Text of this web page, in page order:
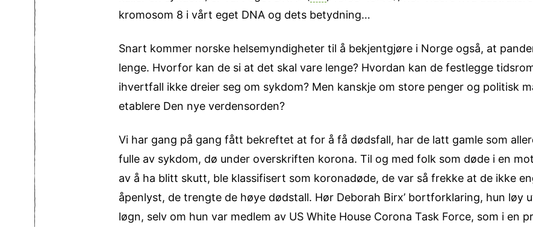
kromosom 8 i vårt eget DNA og dets betydning…
Snart kommer norske helsemyndigheter til å bekjentgjøre i Norge også, at
lenge. Hvorfor kan de si at det skal vare lenge? Hvordan kan de festlegge
ihvertfall ikke dreier seg om sykdom? Men kanskje om store penger og politisk
etablere Den nye verdensorden?
Vi har gang på gang fått bekreftet at for å få dødsfall, har de latt gamle som
fulle av sykdom, dø under overskriften korona. Til og med folk som døde i en
av å ha blitt skutt, ble klassifisert som koronadøde, de var så frekke at de ikke
åpenlyst, de trengte de høye dødstall. Hør Deborah Birx’ bortforklaring, hun løy
løgn, selv om hun var medlem av US White House Corona Task Force, som i en